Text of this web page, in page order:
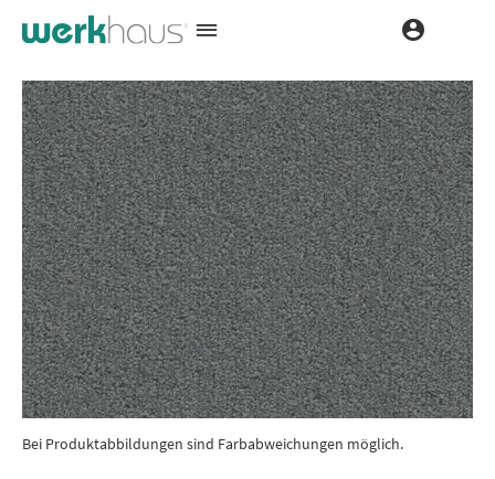
Bei Produktabbildungen sind Farbabweichungen möglich.